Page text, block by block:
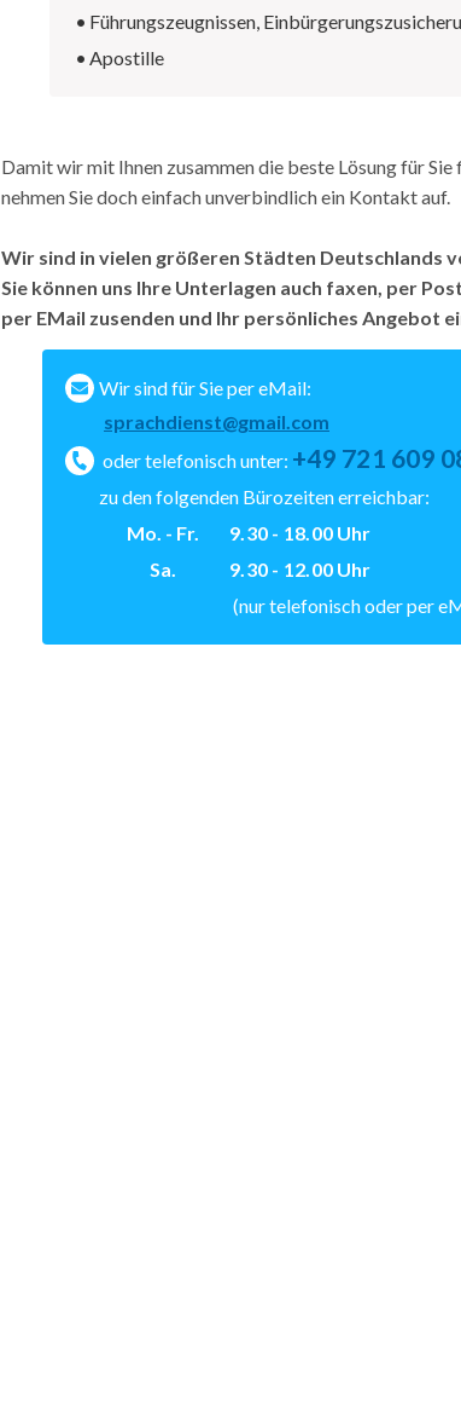
• Führungszeugnissen,
• Apostille
Damit wir mit Ihnen zusammen die beste Lösung für Sie
nehmen Sie doch einfach unverbindlich ein Kontakt auf.
Wir sind in vielen größeren Städten Deutschlands
Sie können uns Ihre Unterlagen auch faxen, per
per EMail zusenden und Ihr persönliches Angebot
Wir sind für Sie per eMail:
sprachdienst@gmail.com
oder telefonisch unter: +49 721 609
zu den folgenden Bürozeiten erreichbar:
Mo. - Fr.
9.30 - 18.00 Uhr
Sa.
9.30 - 12.00 Uhr
(nur telefonisch oder per